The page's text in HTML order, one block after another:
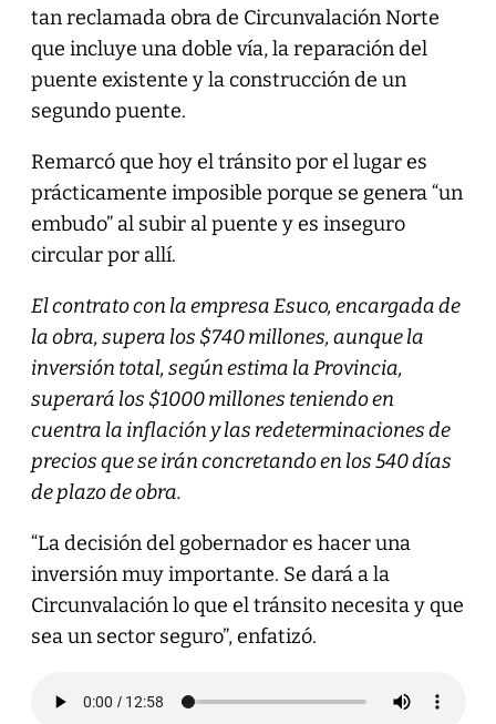
tan reclamada obra de Circunvalación Norte
que incluye una doble vía, la reparación del
puente existente y la construcción de un
segundo puente.
Remarcó que hoy el tránsito por el lugar es
prácticamente imposible porque se genera “un
embudo” al subir al puente y es inseguro
circular por allí.
El contrato con la empresa Esuco, encargada de
la obra, supera los $740 millones, aunque la
inversión total, según estima la Provincia,
superará los $1000 millones teniendo en
cuentra la inflación y las redeterminaciones de
precios que se irán concretando en los 540 días
de plazo de obra.
“La decisión del gobernador es hacer una
inversión muy importante. Se dará a la
Circunvalación lo que el tránsito necesita y que
sea un sector seguro”, enfatizó.